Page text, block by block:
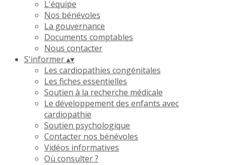
L'équipe
Nos bénévoles
La gouvernance
Documents comptables
Nous contacter
S'informer▴▾
Les cardiopathies congénitales
Les fiches essentielles
Soutien à la recherche médicale
Le développement des enfants avec
cardiopathie
Soutien psychologique
Contacter nos bénévoles
Vidéos informatives
Où consulter ?